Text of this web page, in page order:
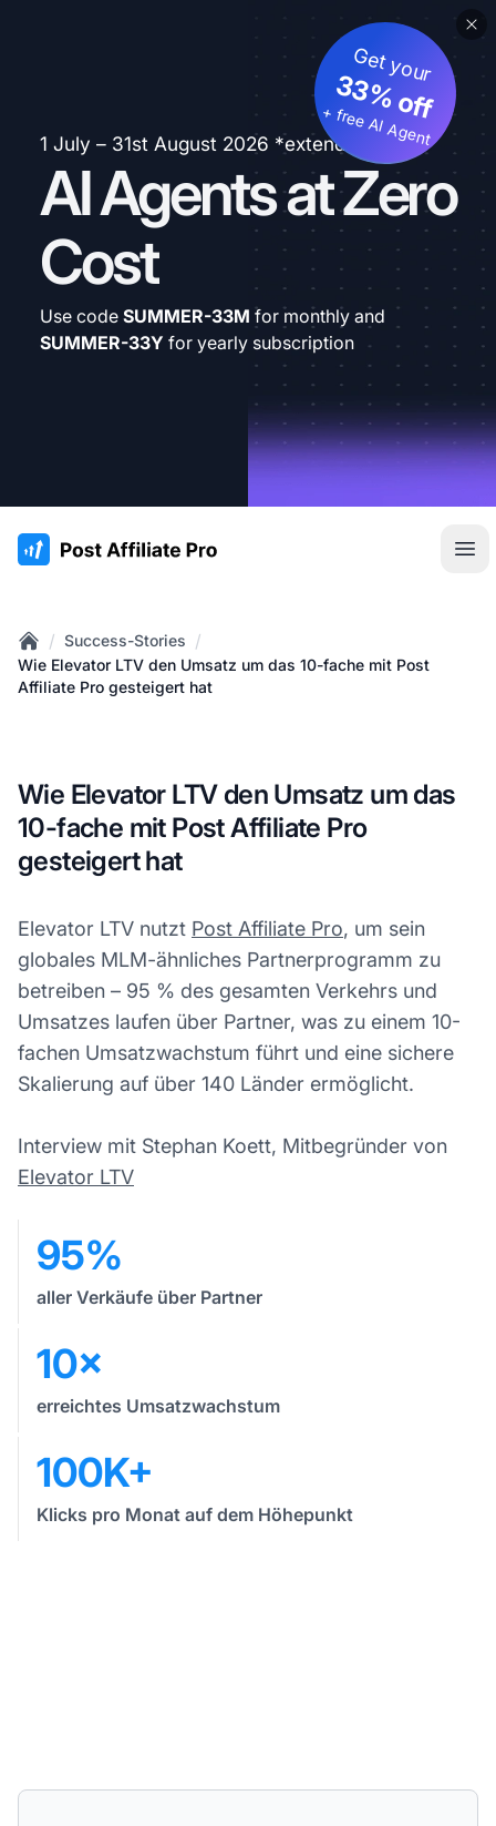
1 July – 31st August 2026 *extended
AI Agents at Zero
Cost
Get your
33% off
+ free AI Agent
Use code SUMMER-33M for monthly and
SUMMER-33Y for yearly subscription
:site.title
Home
/ Success-Stories /
Wie Elevator LTV den Umsatz um das 10-fache mit Post
Affiliate Pro gesteigert hat
Wie Elevator LTV den Umsatz um das
10-fache mit Post Affiliate Pro
gesteigert hat
Elevator LTV nutzt Post Affiliate Pro, um sein
globales MLM-ähnliches Partnerprogramm zu
betreiben – 95 % des gesamten Verkehrs und
Umsatzes laufen über Partner, was zu einem 10-
fachen Umsatzwachstum führt und eine sichere
Skalierung auf über 140 Länder ermöglicht.
Interview mit Stephan Koett, Mitbegründer von
Elevator LTV
95%
aller Verkäufe über Partner
10×
erreichtes Umsatzwachstum
100K+
Klicks pro Monat auf dem Höhepunkt